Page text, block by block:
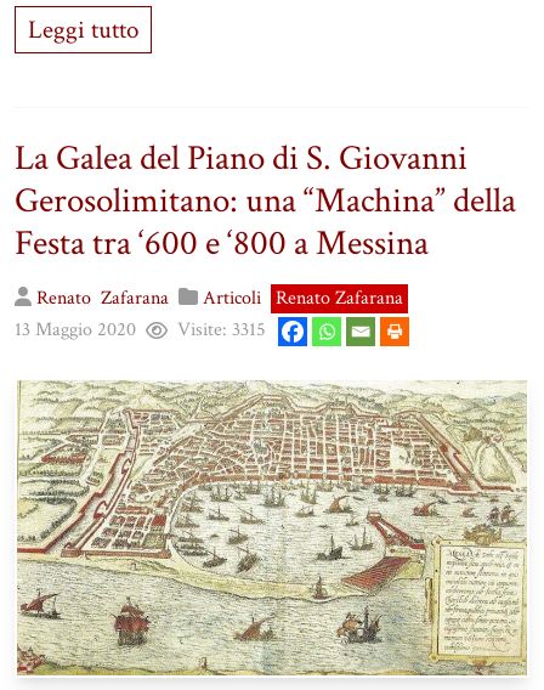
Leggi tutto
La Galea del Piano di S. Giovanni
Gerosolimitano: una “Machina” della
Festa tra ‘600 e ‘800 a Messina
Renato Zafarana Articoli Renato Zafarana
13 Maggio 2020
Visite: 3315